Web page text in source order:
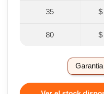
35 $
80 $